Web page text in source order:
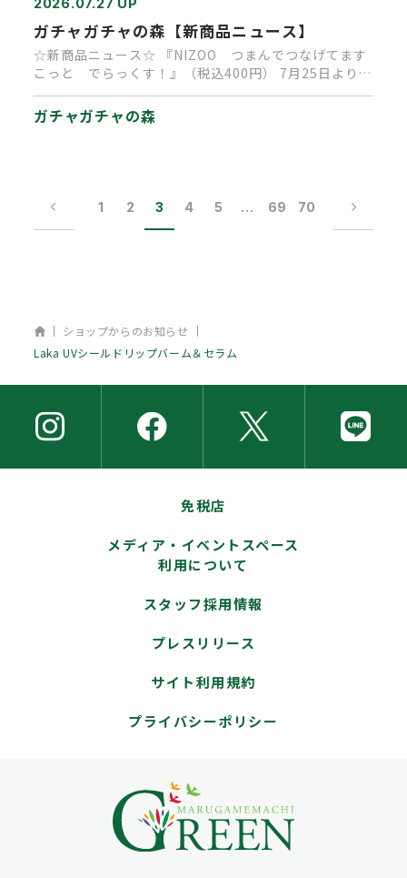
ガチャガチャの森【新商品ニュース】
☆新商品ニュース☆ 『NIZOO つまんでつなげてます
こっと でらっくす！』（税込400円） 7月25日より順
ガチャガチャの森
1 2 3 4 5 … 69 70
ホーム
ショップからのお知らせ
Laka UVシールドリップバーム＆セラム
免税店
メディア・イベントスペース
利用について
スタッフ採用情報
プレスリリース
サイト利用規約
プライバシーポリシー